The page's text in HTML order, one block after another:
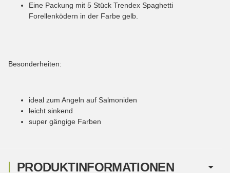
PRODUKTINFORMATIONEN
Eine Packung mit 5 Stück Trendex Spaghetti
Forellenködern in der Farbe gelb.
Besonderheiten:
ideal zum Angeln auf Salmoniden
leicht sinkend
super gängige Farben